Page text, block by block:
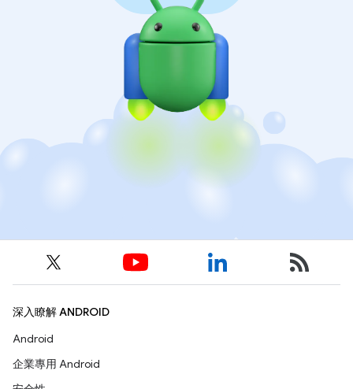
深入瞭解 ANDROID
Android
企業專用 Android